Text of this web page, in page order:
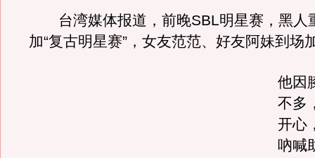
台湾媒体报道，前晚SBL明星赛，黑人
加“复古明星赛”，女友范范、好友阿妹到场
他因
不多
开心
吶喊